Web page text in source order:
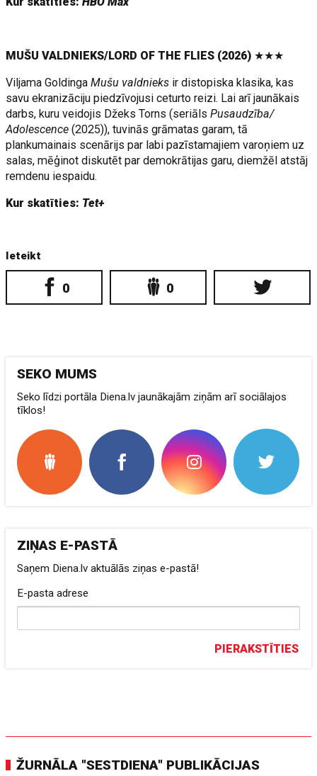
MUŠU VALDNIEKS/LORD OF THE FLIES (2026) ★★★
Viljama GoldingaMušu valdnieks ir distopiska klasika, kas
savu ekranizāciju piedzīvojusi ceturto reizi. Lai arī jaunākais
darbs, kuru veidojis Džeks Torns (seriālsPusaudzība/
Adolescence (2025)), tuvinās grāmatas garam, tā
plankumainais scenārijs par labi pazīstamajiem varoņiem uz
salas, mēģinot diskutēt par demokrātijas garu, diemžēl atstāj
remdenu iespaidu.
Kur skatīties: Tet+
Ieteikt
0 0
SEKO MUMS
Seko līdzi portāla Diena.lv jaunākajām ziņām arī sociālajos
tīklos!
ZIŅAS E-PASTĀ
Saņem Diena.lv aktuālās ziņas e-pastā!
E-pasta adrese
PIERAKSTĪTIES
ŽURNĀLA "SESTDIENA" PUBLIKĀCIJAS